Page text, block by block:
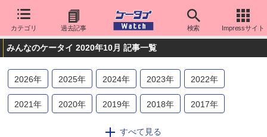
カテゴリ 過去記事 検索 Impressサイト
みんなのケータイ 2020年10月 記事一覧
2026年 2025年 2024年 2023年 2022年
2021年 2020年 2019年 2018年 2017年
2014年 2013
すべて見る